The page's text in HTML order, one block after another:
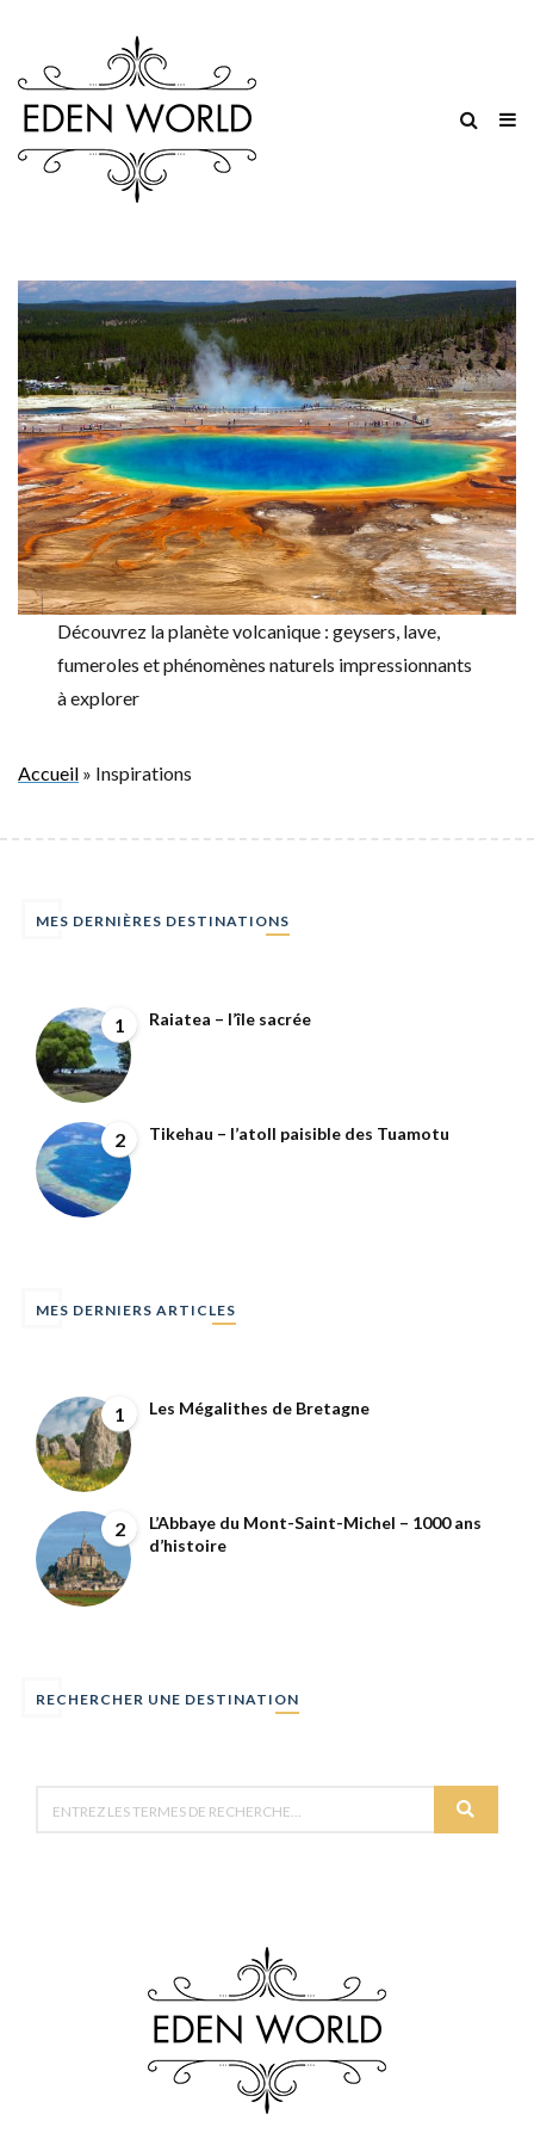
Découvrez la planète volcanique : geysers, lave,
fumeroles et phénomènes naturels impressionnants
à explorer
Accueil » Inspirations
MES DERNIÈRES DESTINATIONS
1 Raiatea – l’île sacrée
2 Tikehau – l’atoll paisible des Tuamotu
MES DERNIERS ARTICLES
1 Les Mégalithes de Bretagne
2
L’Abbaye du Mont-Saint-Michel – 1000 ans
d’histoire
RECHERCHER UNE DESTINATION